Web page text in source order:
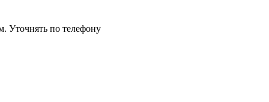
Уточнять по телефону